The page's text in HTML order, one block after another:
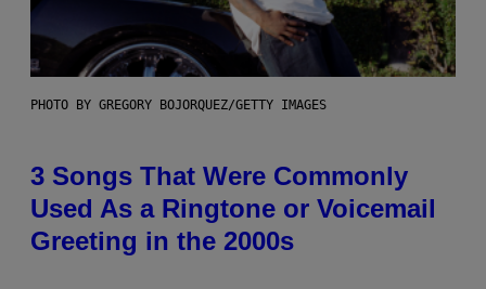
PHOTO BY GREGORY BOJORQUEZ/GETTY IMAGES
3 Songs That Were Commonly
Used As a Ringtone or Voicemail
Greeting in the 2000s